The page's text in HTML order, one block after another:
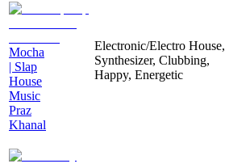
Mocha
| Slap
House
Music
Praz
Khanal
Electronic/Electro House,
Synthesizer, Clubbing,
Happy, Energetic